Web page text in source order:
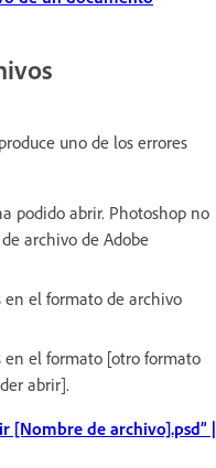
uno de los errores
podido abrir. Photoshop no
archivo de Adobe
en el formato de archivo
en el formato [otro formato
abrir].
[Nombre de archivo].psd” |